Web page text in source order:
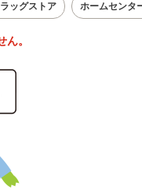
ラッグストア ホームセンタ
。